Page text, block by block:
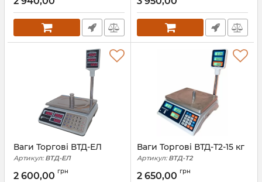
Ваги Торгові ВТД-ЕЛ
Артикул: ВТД-ЕЛ
2 600,00 грн
Ваги Торгові ВТД-Т2-15 кг
Артикул: ВТД-Т2
2 650,00 грн